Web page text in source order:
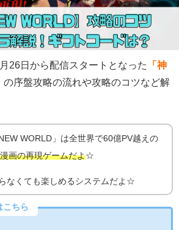
26日から配信スタートとなった
「神
の序盤攻略の流れや攻略のコツなど解
WORLD」は全世界で60億PV越えの
画の再現ゲームだよ☆
なくても楽しめるシステムだよ☆
こちら